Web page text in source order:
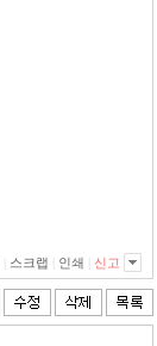
스크랩 인쇄 신고